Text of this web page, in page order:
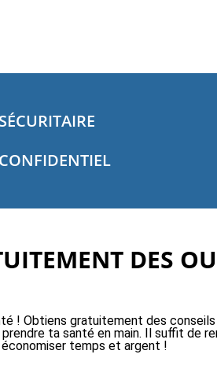
SÉCURITAIRE
CONFIDENTIEL
DES
! Obtiens gratuitement des
ta santé en main. Il suffit de
temps et argent !